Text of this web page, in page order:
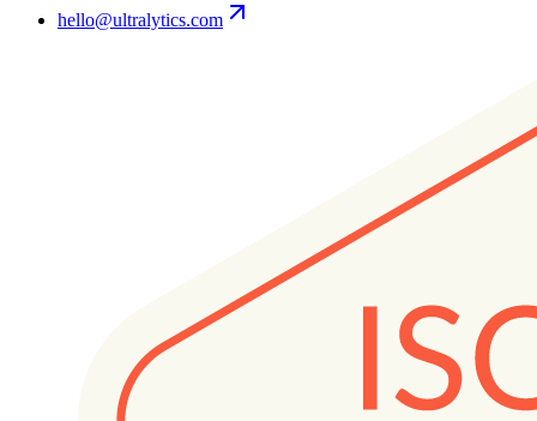
hello@ultralytics.com